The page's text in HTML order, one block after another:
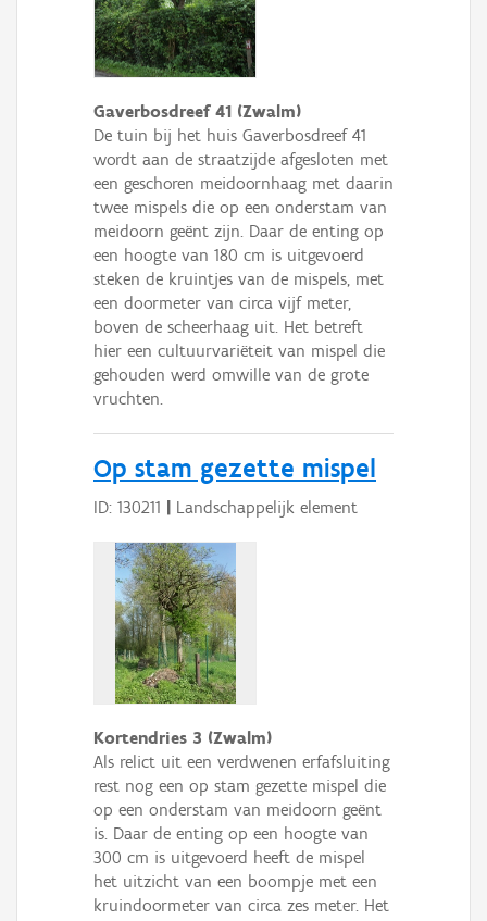
Gaverbosdreef 41 (Zwalm)
De tuin bij het huis Gaverbosdreef 41
wordt aan de straatzijde afgesloten met
een geschoren meidoornhaag met daarin
twee mispels die op een onderstam van
meidoorn geënt zijn. Daar de enting op
een hoogte van 180 cm is uitgevoerd
steken de kruintjes van de mispels, met
een doormeter van circa vijf meter,
boven de scheerhaag uit. Het betreft
hier een cultuurvariëteit van mispel die
gehouden werd omwille van de grote
vruchten.
Op stam gezette mispel
ID: 130211 | Landschappelijk element
Kortendries 3 (Zwalm)
Als relict uit een verdwenen erfafsluiting
rest nog een op stam gezette mispel die
op een onderstam van meidoorn geënt
is. Daar de enting op een hoogte van
300 cm is uitgevoerd heeft de mispel
het uitzicht van een boompje met een
kruindoormeter van circa zes meter. Het